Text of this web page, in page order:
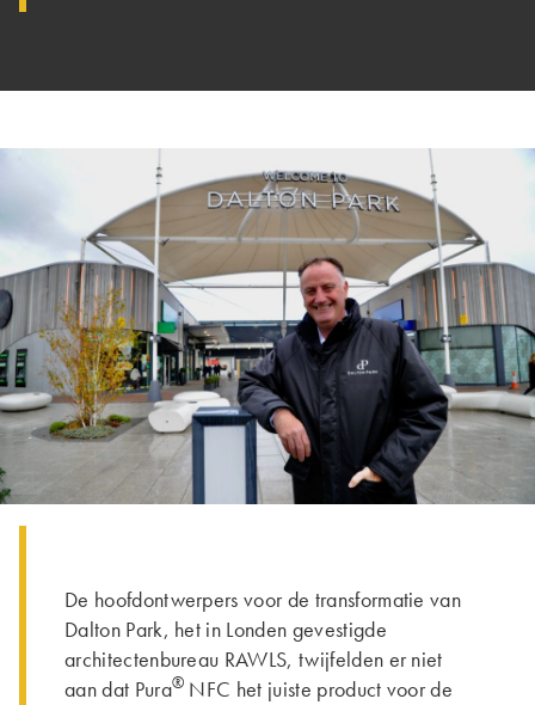
De hoofdontwerpers voor de transformatie van
Dalton Park, het in Londen gevestigde
architectenbureau RAWLS, twijfelden er niet
aan dat Pura® NFC het juiste product voor de